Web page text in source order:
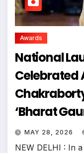
Awards
National
Celebrated
‘Bharat
MAY 28, 2026
NEW DELHI : In